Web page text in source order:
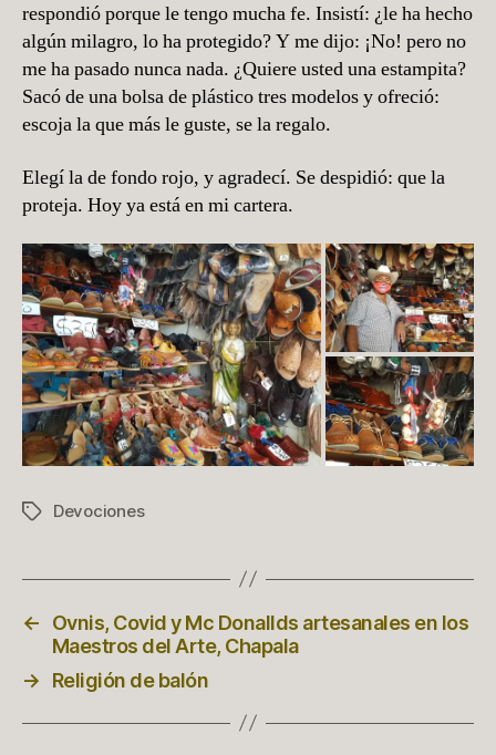
respondió porque le tengo mucha fe. Insistí: ¿le ha hecho
algún milagro, lo ha protegido? Y me dijo: ¡No! pero no
me ha pasado nunca nada. ¿Quiere usted una estampita?
Sacó de una bolsa de plástico tres modelos y ofreció:
escoja la que más le guste, se la regalo.
Elegí la de fondo rojo, y agradecí. Se despidió: que la
proteja. Hoy ya está en mi cartera.
Etiquetas
Devociones
←
Ovnis, Covid y Mc Donallds artesanales en los
Maestros del Arte, Chapala
→
Religión de balón